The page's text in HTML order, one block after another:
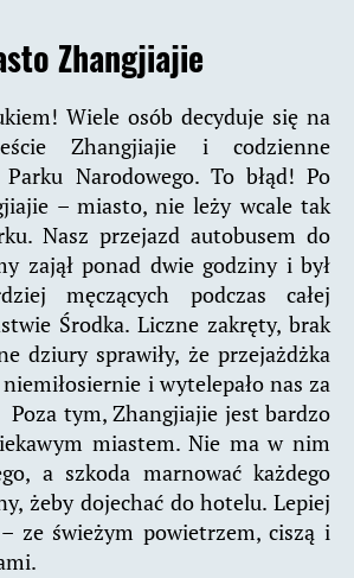
Zhangjiajie
Wiele osób decyduje się na
Zhangjiajie i codzienne
Narodowego. To błąd! Po
– miasto, nie leży wcale tak
Nasz przejazd autobusem do
zajął ponad dwie godziny i był
męczących podczas całej
Środka. Liczne zakręty, brak
dziury sprawiły, że przejażdżka
niemiłosiernie i wytelepało nas za
Poza tym, Zhangjiajie jest bardzo
miastem. Nie ma w nim
a szkoda marnować każdego
żeby dojechać do hotelu. Lepiej
ze świeżym powietrzem, ciszą i